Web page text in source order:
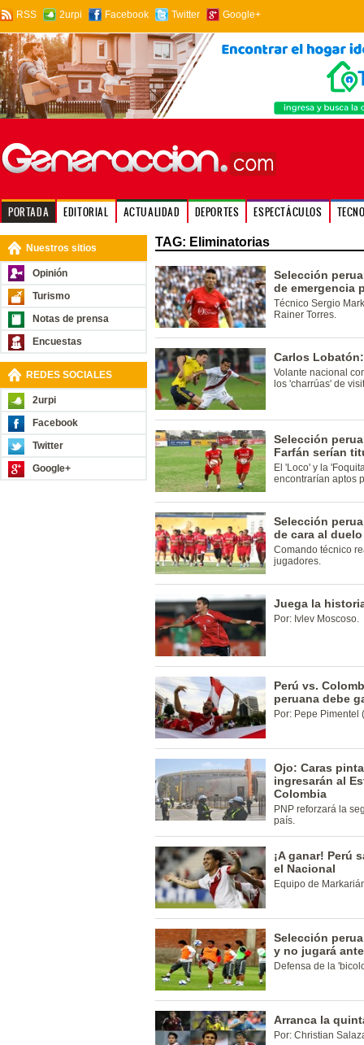
RSS 2urpi Facebook Twitter Google+
PORTADA EDITORIAL ACTUALIDAD DEPORTES ESPECTÁCULOS
Nuestros sitios
Opinión
Turismo
Notas de prensa
Encuestas
REDES SOCIALES
2urpi
Facebook
Twitter
Google+
TAG: Eliminatorias
Selección
de emergencia
Técnico Sergio
Rainer Torres.
Carlos
Volante nacional
los 'charrúas' de
Selección
Farfán serían
El 'Loco' y la
encontrarían aptos
Selección
de cara al
Comando técnico
jugadores.
Juega la
Por: Ivlev Moscoso.
Perú vs.
peruana debe
Por: Pepe Pimentel
Ojo: Caras
ingresarán al
Colombia
PNP reforzará la
país.
¡A ganar! Perú
el Nacional
Equipo de
Selección
y no jugará
Defensa de la
Arranca la
Por: Christian